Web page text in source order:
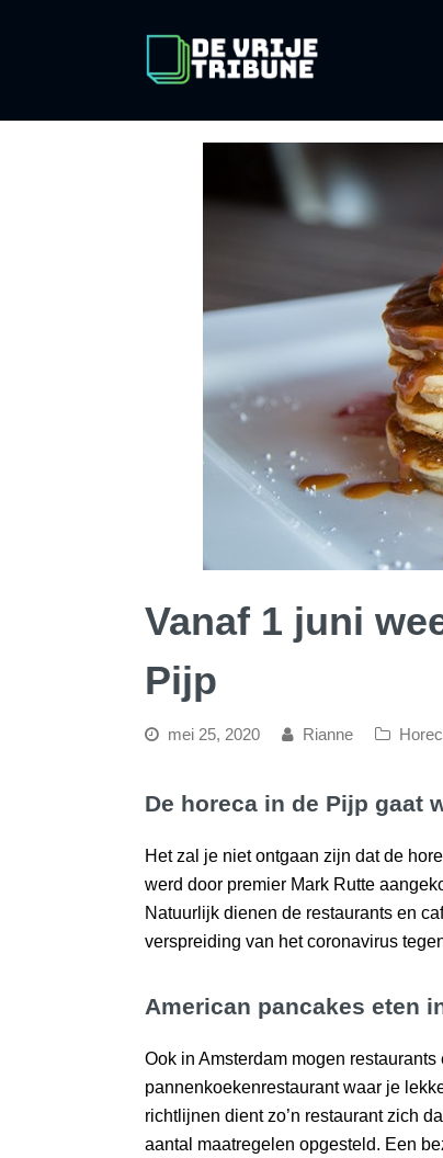
Vanaf 1 juni
Pijp
mei 25, 2020 Rianne
De horeca in de Pijp gaat
Het zal je niet ontgaan zijn dat de
werd door premier Mark Rutte
Natuurlijk dienen de restaurants en
verspreiding van het coronavirus
American pancakes eten
Ook in Amsterdam mogen
pannenkoekenrestaurant waar je
richtlijnen dient zo’n restaurant zich
aantal maatregelen opgesteld. Een